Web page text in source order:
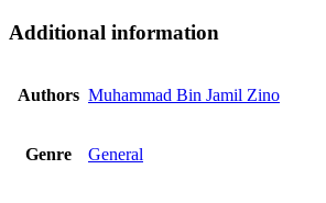
Additional information
Authors Muhammad Bin Jamil Zino
Genre General